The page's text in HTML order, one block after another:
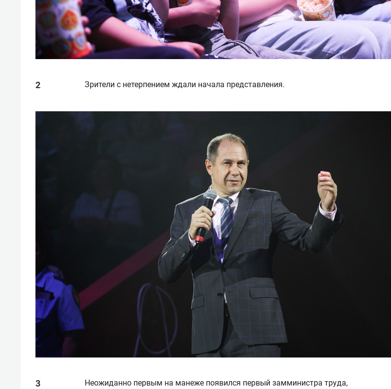
Зрители с нетерпением ждали начала представления.
Неожиданно первым на манеже появился первый замминистра труда,